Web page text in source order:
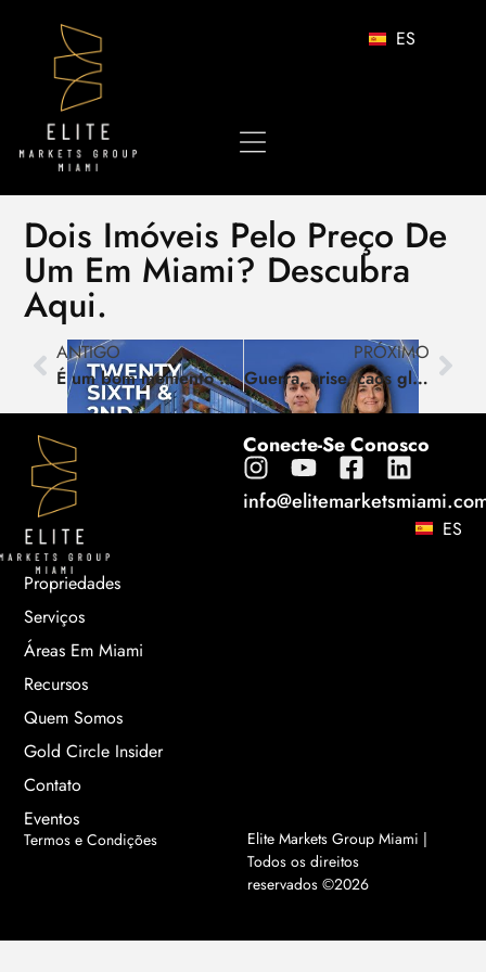
ES
Dois Imóveis Pelo Preço De
Um Em Miami? Descubra
Aqui.
ANTIGO
É um bom momento para investir em Miami? | Relatório Trimestral 2025 – Tendências e Análise Completa
PRÓXIMO
Guerra, crise, caos global… refúgio ou oportunidade? É o que pensam aqueles que constroem fortunas…
Propriedades
Serviços
Áreas Em Miami
Recursos
Quem Somos
Gold Circle Insider
Contato
Eventos
Conecte-Se Conosco
ES
Termos e Condições
Elite Markets Group Miami |
Todos os direitos
reservados ©2026